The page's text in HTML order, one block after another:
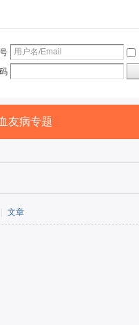
友病专题
文章